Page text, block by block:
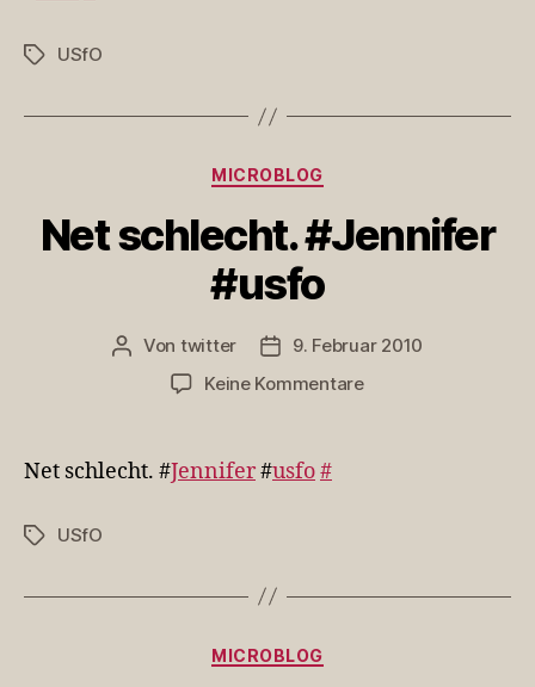
Schlagwörter
USfO
Kategorien
MICROBLOG
Net schlecht. #Jennifer
#usfo
Beitragsautor
Von twitter Veröffentlichungsdatum
9. Februar 2010
Keine Kommentarezu
Net schlecht. #Jennifer#usfo#
Schlagwörter
USfO
Kategorien
MICROBLOG